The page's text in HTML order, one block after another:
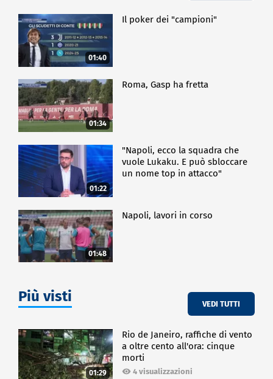
01:40
Il poker dei "campioni"
01:34
Roma, Gasp ha fretta
01:22
"Napoli, ecco la squadra che
vuole Lukaku. E può sbloccare
un nome top in attacco"
01:48
Napoli, lavori in corso
Più visti VEDI TUTTI
01:29
Rio de Janeiro, raffiche di vento
a oltre cento all'ora: cinque
morti
4 visualizzazioni